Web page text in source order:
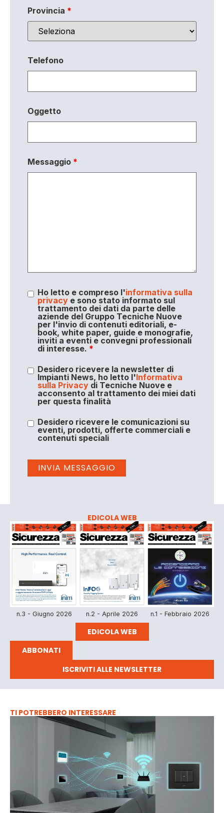
Provincia *
Telefono
Oggetto
Messaggio *
Ho letto e compreso l'informativa sulla
privacye sono stato informato sul
trattamento dei dati da parte delle
aziende del Gruppo Tecniche Nuove
per l'invio di contenuti editoriali, e-
book, white paper, guide e monografie,
inviti a eventi e convegni professionali
di interesse. *
Desidero ricevere la newsletter di
Impianti News, ho letto l'Informativa
sulla Privacydi Tecniche Nuove e
acconsento al trattamento dei miei dati
per questa finalità
Desidero ricevere le comunicazioni su
eventi, prodotti, offerte commerciali e
contenuti speciali
EDICOLA WEB
n.3 - Giugno 2026 n.2 - Aprile 2026 n.1 - Febbraio 2026
EDICOLA WEB
ABBONATI
ISCRIVITI ALLE NEWSLETTER
TI POTREBBERO INTERESSARE